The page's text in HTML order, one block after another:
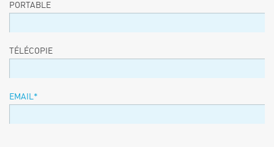
PORTABLE
TÉLÉCOPIE
EMAIL *